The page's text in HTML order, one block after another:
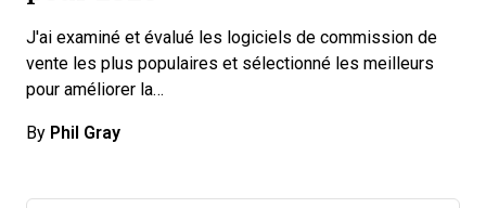
J'ai examiné et évalué les logiciels de commission de
vente les plus populaires et sélectionné les meilleurs
pour améliorer la…
By Phil Gray